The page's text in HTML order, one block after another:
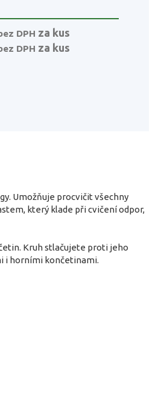
DPH za kus
DPH za kus
Umožňuje procvičit všechny
který klade při cvičení odpor,
Kruh stlačujete proti jeho
i horními končetinami.